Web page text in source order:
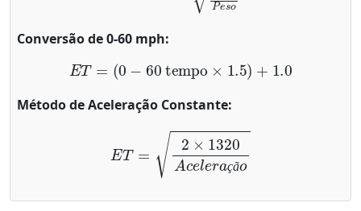
Conversão de 0-60 mph:
E (0 60tempo ×1.5 )+ 1.0
Método de Aceleração Constante:
ç ã
1320Aceleraçã